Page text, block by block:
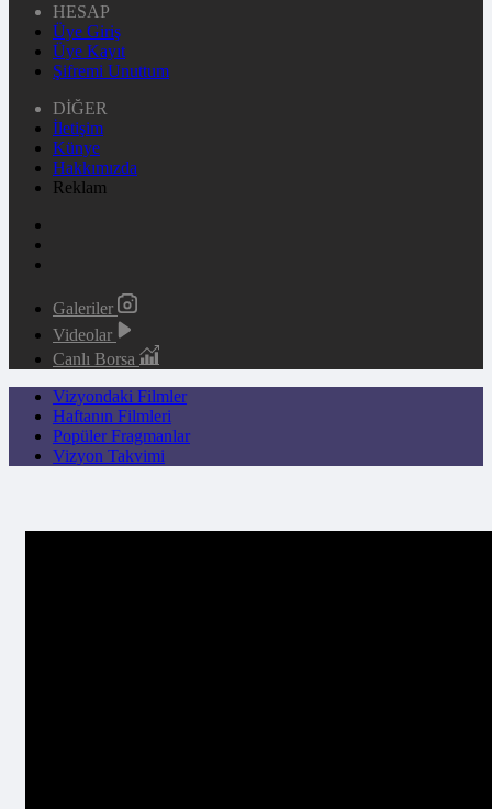
HESAP
Üye Giriş
Üye Kayıt
Şifremi Unuttum
DİĞER
İletişim
Künye
Hakkımızda
Reklam
Galeriler
Videolar
Canlı Borsa
Vizyondaki Filmler
Haftanın Filmleri
Popüler Fragmanlar
Vizyon Takvimi